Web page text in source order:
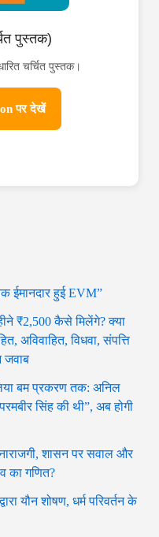
पुस्तक)
चर्चित पुस्तक।
पर देखें
ईमानदार हुई EVM”
₹2,500 कैसे मिलेंगे? क्या
अविवाहित, विधवा, संपत्ति
बम प्रकरण तक: अनिल
सिंह की थी”, अब होगी
शासन पर सवाल और
का गणित?
यौन शोषण, धर्म परिवर्तन के